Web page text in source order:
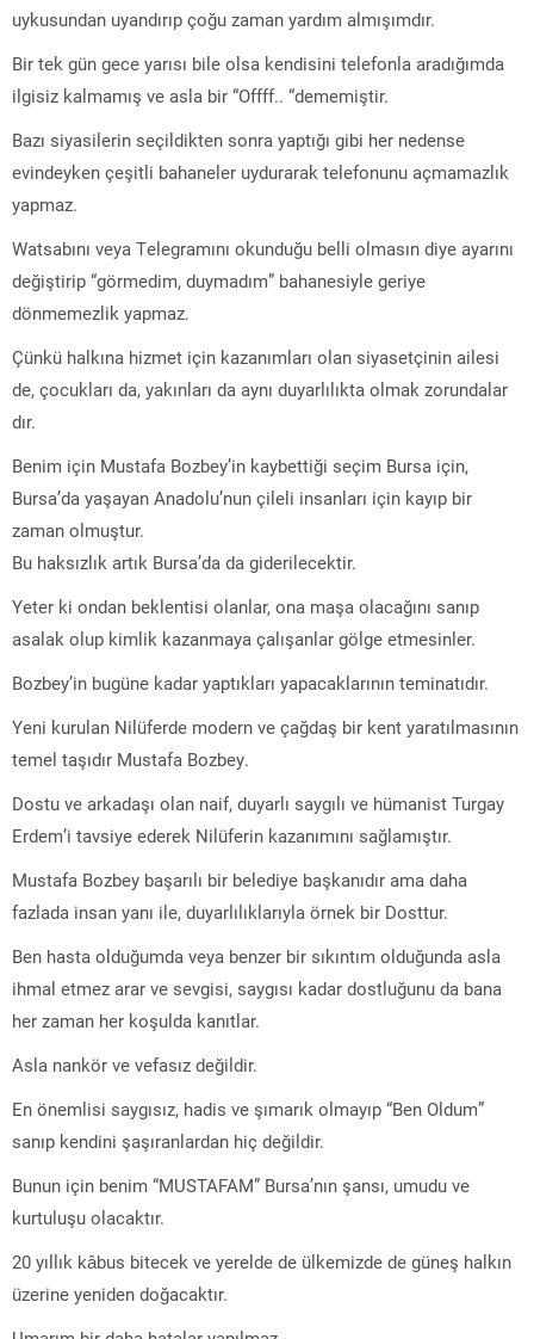
uykusundan uyandırıp çoğu zaman yardım almışımdır.
Bir tek gün gece yarısı bile olsa kendisini telefonla aradığımda
ilgisiz kalmamış ve asla bir “Offff.. “dememiştir.
Bazı siyasilerin seçildikten sonra yaptığı gibi her nedense
evindeyken çeşitli bahaneler uydurarak telefonunu açmamazlık
yapmaz.
Watsabını veya Telegramını okunduğu belli olmasın diye ayarını
değiştirip “görmedim, duymadım” bahanesiyle geriye
dönmemezlik yapmaz.
Çünkü halkına hizmet için kazanımları olan siyasetçinin ailesi
de, çocukları da, yakınları da aynı duyarlılıkta olmak zorundalar
dır.
Benim için Mustafa Bozbey’in kaybettiği seçim Bursa için,
Bursa’da yaşayan Anadolu’nun çileli insanları için kayıp bir
zaman olmuştur.
Bu haksızlık artık Bursa’da da giderilecektir.
Yeter ki ondan beklentisi olanlar, ona maşa olacağını sanıp
asalak olup kimlik kazanmaya çalışanlar gölge etmesinler.
Bozbey’in bugüne kadar yaptıkları yapacaklarının teminatıdır.
Yeni kurulan Nilüferde modern ve çağdaş bir kent yaratılmasının
temel taşıdır Mustafa Bozbey.
Dostu ve arkadaşı olan naif, duyarlı saygılı ve hümanist Turgay
Erdem’i tavsiye ederek Nilüferin kazanımını sağlamıştır.
Mustafa Bozbey başarılı bir belediye başkanıdır ama daha
fazlada insan yanı ile, duyarlılıklarıyla örnek bir Dosttur.
Ben hasta olduğumda veya benzer bir sıkıntım olduğunda asla
ihmal etmez arar ve sevgisi, saygısı kadar dostluğunu da bana
her zaman her koşulda kanıtlar.
Asla nankör ve vefasız değildir.
En önemlisi saygısız, hadis ve şımarık olmayıp “Ben Oldum”
sanıp kendini şaşıranlardan hiç değildir.
Bunun için benim “MUSTAFAM” Bursa’nın şansı, umudu ve
kurtuluşu olacaktır.
20 yıllık kâbus bitecek ve yerelde de ülkemizde de güneş halkın
üzerine yeniden doğacaktır.